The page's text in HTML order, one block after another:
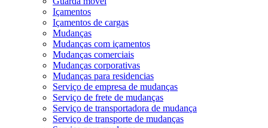
Içamentos
Içamentos de cargas
Mudanças
Mudanças com içamentos
Mudanças comerciais
Mudanças corporativas
Mudanças para residencias
Serviço de empresa de mudanças
Serviço de frete de mudanças
Serviço de transportadora de mudança
Serviço de transporte de mudanças